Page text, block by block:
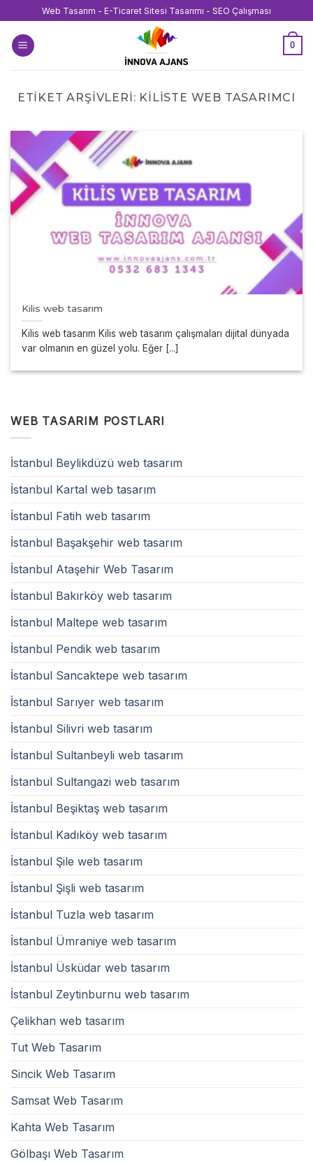
atla
Web Tasarım - E-Ticaret Sitesi Tasarımı - SEO Çalışması
0
ETIKET ARŞIVLERI: KILISTE WEB TASARIMCI
Kilis web tasarım
Kilis web tasarım Kilis web tasarım çalışmaları dijital dünyada
var olmanın en güzel yolu. Eğer [...]
WEB TASARIM POSTLARI
İstanbul Beylikdüzü web tasarım
İstanbul Kartal web tasarım
İstanbul Fatih web tasarım
İstanbul Başakşehir web tasarım
İstanbul Ataşehir Web Tasarım
İstanbul Bakırköy web tasarım
İstanbul Maltepe web tasarım
İstanbul Pendik web tasarım
İstanbul Sancaktepe web tasarım
İstanbul Sarıyer web tasarım
İstanbul Silivri web tasarım
İstanbul Sultanbeyli web tasarım
İstanbul Sultangazi web tasarım
İstanbul Beşiktaş web tasarım
İstanbul Kadıköy web tasarım
İstanbul Şile web tasarım
İstanbul Şişli web tasarım
İstanbul Tuzla web tasarım
İstanbul Ümraniye web tasarım
İstanbul Üsküdar web tasarım
İstanbul Zeytinburnu web tasarım
Çelikhan web tasarım
Tut Web Tasarım
Sincik Web Tasarım
Samsat Web Tasarım
Kahta Web Tasarım
Gölbaşı Web Tasarım